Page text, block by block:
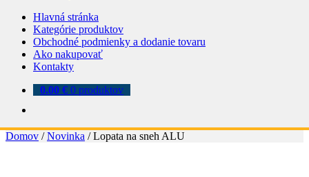
Hlavná stránka
Kategórie produktov
Obchodné podmienky a dodanie tovaru
Ako nakupovať
Kontakty
0.00 € 0 produktov
Domov /Novinka /Lopata na sneh ALU